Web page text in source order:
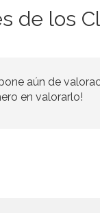
de los
aún de
en valorarlo!